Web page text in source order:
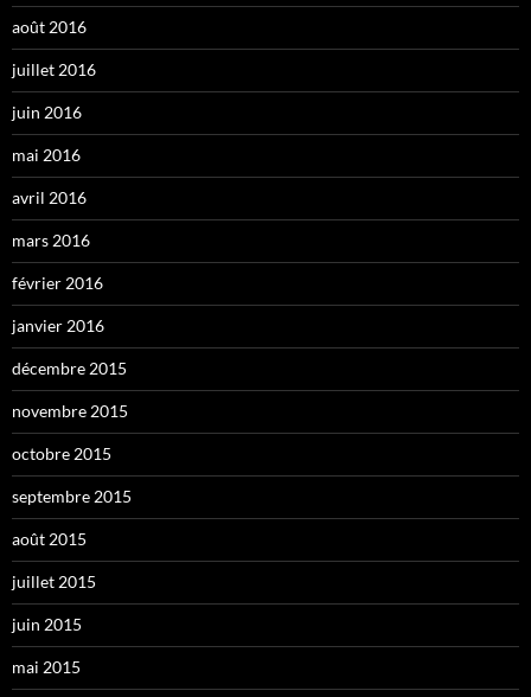
août 2016
juillet 2016
juin 2016
mai 2016
avril 2016
mars 2016
février 2016
janvier 2016
décembre 2015
novembre 2015
octobre 2015
septembre 2015
août 2015
juillet 2015
juin 2015
mai 2015